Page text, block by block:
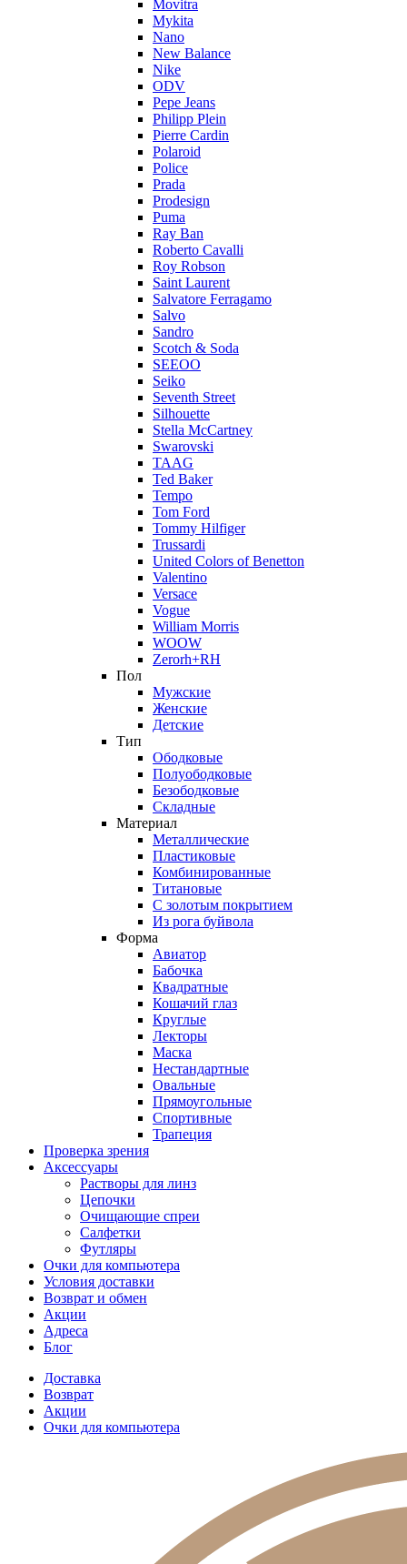
Movitra
Mykita
Nano
New Balance
Nike
ODV
Pepe Jeans
Philipp Plein
Pierre Cardin
Polaroid
Police
Prada
Prodesign
Puma
Ray Ban
Roberto Cavalli
Roy Robson
Saint Laurent
Salvatore Ferragamo
Salvo
Sandro
Scotch & Soda
SEEOO
Seiko
Seventh Street
Silhouette
Stella McCartney
Swarovski
TAAG
Ted Baker
Tempo
Tom Ford
Tommy Hilfiger
Trussardi
United Colors of Benetton
Valentino
Versace
Vogue
William Morris
WOOW
Zerorh+RH
Пол
Мужские
Женские
Детские
Тип
Ободковые
Полуободковые
Безободковые
Складные
Материал
Металлические
Пластиковые
Комбинированные
Титановые
С золотым покрытием
Из рога буйвола
Форма
Авиатор
Бабочка
Квадратные
Кошачий глаз
Круглые
Лекторы
Маска
Нестандартные
Овальные
Прямоугольные
Спортивные
Трапеция
Проверка зрения
Аксессуары
Растворы для линз
Цепочки
Очищающие спреи
Салфетки
Футляры
Очки для компьютера
Условия доставки
Возврат и обмен
Акции
Адреса
Блог
Доставка
Возврат
Акции
Очки для компьютера